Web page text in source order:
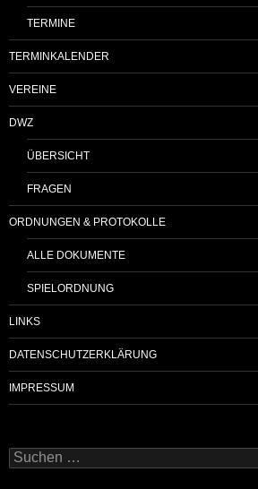
TERMINE
TERMINKALENDER
VEREINE
DWZ
ÜBERSICHT
FRAGEN
ORDNUNGEN & PROTOKOLLE
ALLE DOKUMENTE
SPIELORDNUNG
LINKS
DATENSCHUTZERKLÄRUNG
IMPRESSUM
Suchen
nach: